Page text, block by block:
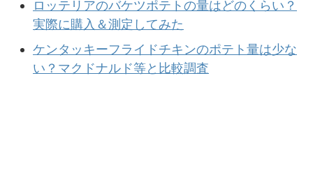
ロッテリアのバケツポテトの量はどのくらい？
実際に購入＆測定してみた
ケンタッキーフライドチキンのポテト量は少な
い？マクドナルド等と比較調査